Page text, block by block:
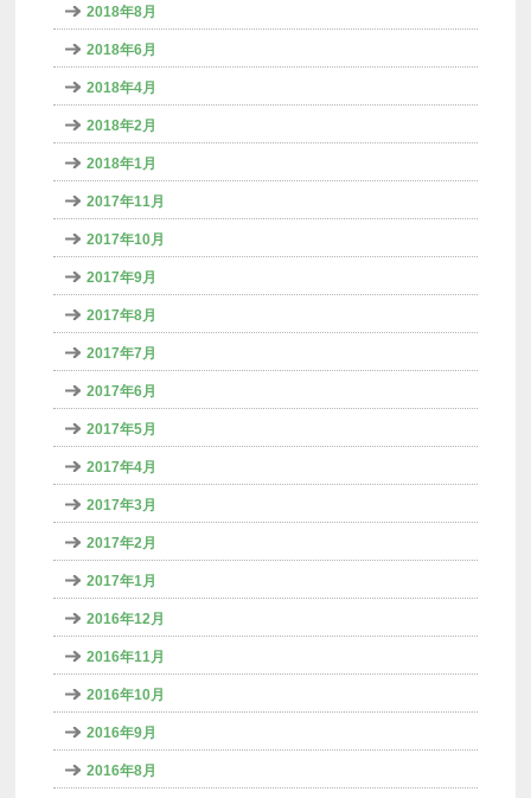
2018年8月
2018年6月
2018年4月
2018年2月
2018年1月
2017年11月
2017年10月
2017年9月
2017年8月
2017年7月
2017年6月
2017年5月
2017年4月
2017年3月
2017年2月
2017年1月
2016年12月
2016年11月
2016年10月
2016年9月
2016年8月